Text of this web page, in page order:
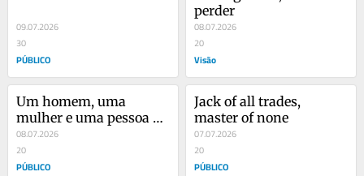
09.07.2026
30
PÚBLICO
perder
08.07.2026
20
Visão
Um homem, uma
mulher e uma pessoa
não binária entram
num restaurante
08.07.2026
20
PÚBLICO
Jack of all trades,
master of none
07.07.2026
20
PÚBLICO